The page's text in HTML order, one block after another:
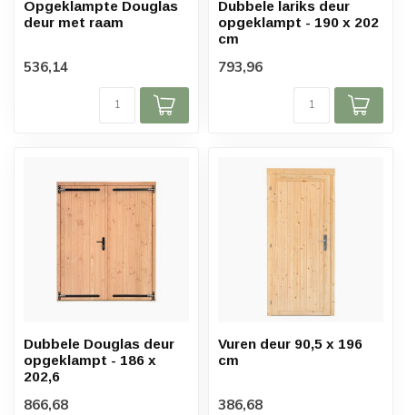
Opgeklampte Douglas
deur met raam
536,14
Dubbele lariks deur
opgeklampt - 190 x 202
cm
793,96
Dubbele Douglas deur
opgeklampt - 186 x
202,6
866,68
Vuren deur 90,5 x 196
cm
386,68